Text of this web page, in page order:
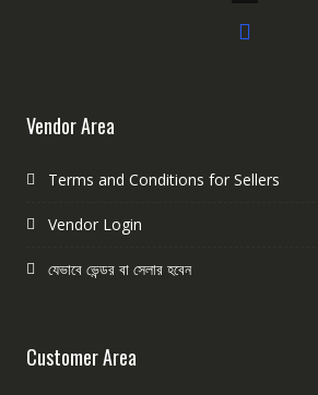
Vendor Area
Terms and Conditions for Sellers
Vendor Login
যেভাবে ভেন্ডর বা সেলার হবেন
Customer Area